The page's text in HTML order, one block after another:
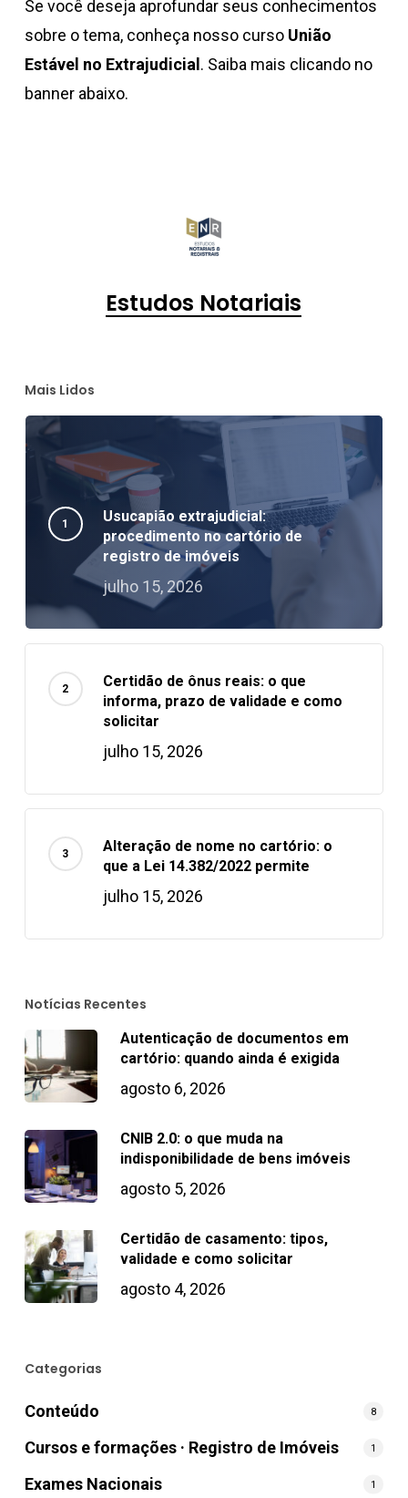
Se você deseja aprofundar seus conhecimentos
sobre o tema, conheça nosso curso União
Estável no Extrajudicial . Saiba mais clicando no
banner abaixo.
Estudos Notariais
Mais Lidos
Usucapião extrajudicial:
procedimento no cartório de
registro de imóveis
julho 15, 2026
Certidão de ônus reais: o que
informa, prazo de validade e como
solicitar
julho 15, 2026
Alteração de nome no cartório: o
que a Lei 14.382/2022 permite
julho 15, 2026
Notícias Recentes
Autenticação de documentos em
cartório: quando ainda é exigida
agosto 6, 2026
CNIB 2.0: o que muda na
indisponibilidade de bens imóveis
agosto 5, 2026
Certidão de casamento: tipos,
validade e como solicitar
agosto 4, 2026
Categorias
Conteúdo 8
Cursos e formações · Registro de Imóveis 1
Exames Nacionais 1